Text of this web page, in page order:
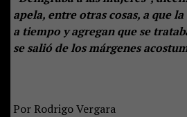
apela, entre otras cosas, a que
a tiempo y agregan que se
se salió de los márgenes
Por Rodrigo Vergara